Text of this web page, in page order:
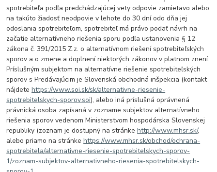
spotrebiteľa podľa predchádzajúcej vety odpovie zamietavo alebo
na takúto žiadosť neodpovie v lehote do 30 dní odo dňa jej
odoslania spotrebiteľom, spotrebiteľ má právo podať návrh na
začatie alternatívneho riešenia sporu podľa ustanovenia § 12
zákona č. 391/2015 Z.z. o alternatívnom riešení spotrebiteľských
sporov a o zmene a doplnení niektorých zákonov v platnom znení.
Príslušným subjektom na alternatívne riešenie spotrebiteľských
sporov s Predávajúcim je Slovenská obchodná inšpekcia (kontakt
nájdetehttps://www.soi.sk/sk/alternativne-riesenie-
spotrebitelskych-sporov.soi), alebo iná príslušná oprávnená
právnická osoba zapísaná v zozname subjektov alternatívneho
riešenia sporov vedenom Ministerstvom hospodárska Slovenskej
republiky (zoznam je dostupný na stránkehttp://www.mhsr.sk/,
alebo priamo na stránkehttps://www.mhsr.sk/obchod/ochrana-
spotrebitela/alternativne-riesenie-spotrebitelskych-sporov-
1/zoznam-subjektov-alternativneho-riesenia-spotrebitelskych-